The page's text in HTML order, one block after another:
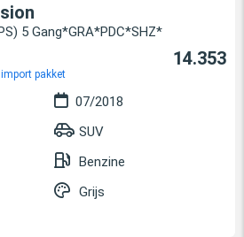
5 Gang*GRA*PDC*SHZ*
pakket
14.353
07/2018
SUV
Benzine
Grijs